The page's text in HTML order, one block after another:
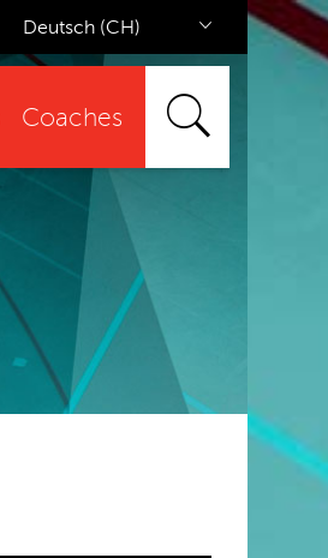
Deutsch (CH)
Coaches